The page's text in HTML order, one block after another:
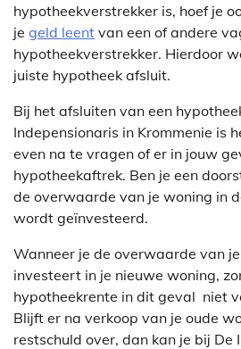
hypotheekverstrekker is, hoef je
je geld leent van een of andere
hypotheekverstrekker. Hierdoor
juiste hypotheek afsluit.
Bij het afsluiten van een
Indepensionaris in Krommenie is
even na te vragen of er in jouw
hypotheekaftrek. Ben je een
de overwaarde van je woning in
wordt geïnvesteerd.
Wanneer je de overwaarde van
investeert in je nieuwe woning,
hypotheekrente in dit geval niet
Blijft er na verkoop van je oude
restschuld over, dan kan je bij De